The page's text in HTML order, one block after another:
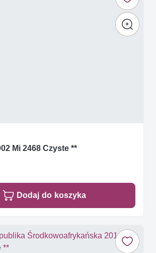
Mi 2468 Czyste **
Dodaj do koszyka